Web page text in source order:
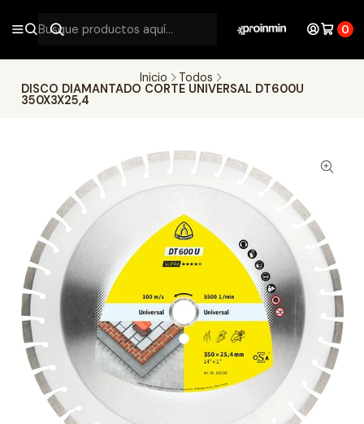
0
Inicio
Todos
DISCO DIAMANTADO CORTE UNIVERSAL DT600U
350X3X25,4